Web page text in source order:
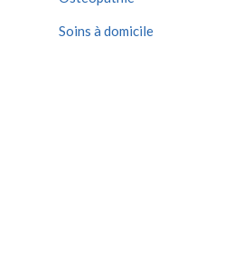
Soins à domicile